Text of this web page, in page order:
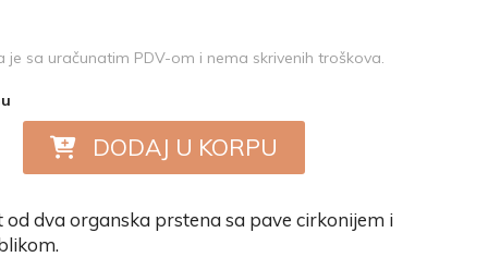
je sa uračunatim PDV-om i nema skrivenih troškova.
DODAJ U KORPU
od dva organska prstena sa pave cirkonijem i